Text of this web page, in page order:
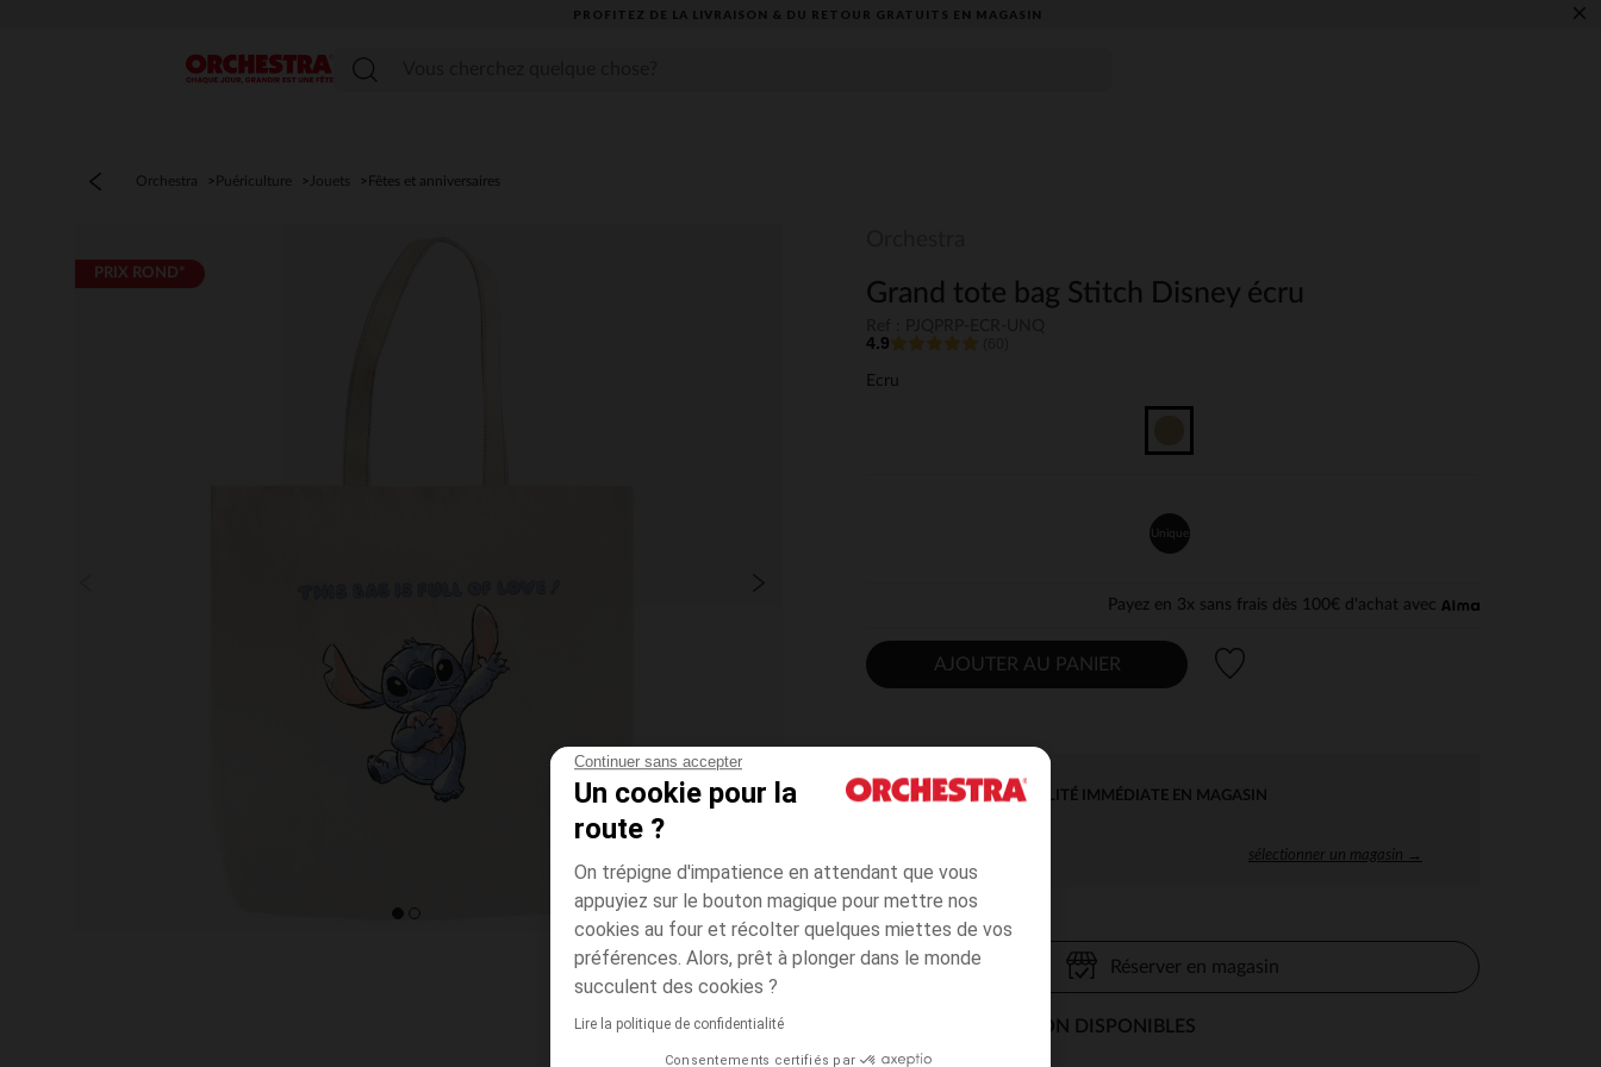
Continuer sans accepter
Un cookie pour la
route ?
On trépigne d'impatience en attendant que vous
appuyiez sur le bouton magique pour mettre nos
cookies au four et récolter quelques miettes de vos
préférences. Alors, prêt à plonger dans le monde
succulent des cookies ?
Lire la politique de confidentialité
Consentements certifiés par
PROFITEZ DE LA LIVRAISON & DU RETOUR GRATUITS EN MAGASIN​ ×
Menu
Orchestra Puériculture Jouets Fêtes et anniversaires
PRIX ROND*
Grand tote bag Stitch Disney écru
4.9
Ecru
Unique
Payez en 3x sans frais dès 100€ d'achat avec
AJOUTER AU PANIER
DISPONIBILITÉ IMMÉDIATE EN MAGASIN
sélectionner un magasin →
Réserver en magasin
MODES DE LIVRAISON DISPONIBLES